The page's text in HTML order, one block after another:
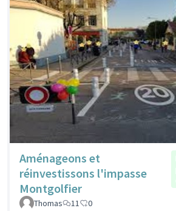
Aménageons et
réinvestissons l'impasse
Montgolfier
Thomas 11 0